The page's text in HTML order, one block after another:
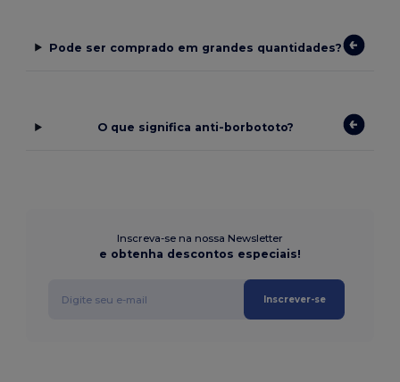
Pode ser comprado em grandes quantidades?
O que significa anti-borbototo?
Inscreva-se na nossa Newsletter
e obtenha descontos especiais!
Inscrever-se